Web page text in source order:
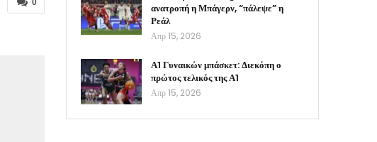
ανατροπή η Μπάγερν, “πάλεψε” η
Ρεάλ
Απρ 15, 2026
Α1 Γυναικών μπάσκετ: Διεκόπη ο
πρώτος τελικός της Α1
Απρ 15, 2026